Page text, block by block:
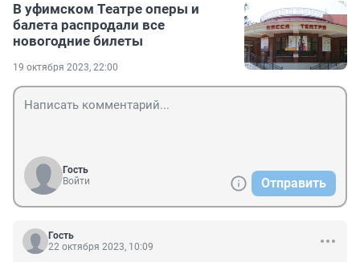
В уфимском Театре оперы и
балета распродали все
новогодние билеты
19 октября 2023, 22:00
Гость
Войти
Отправить
Гость
22 октября 2023, 10:09